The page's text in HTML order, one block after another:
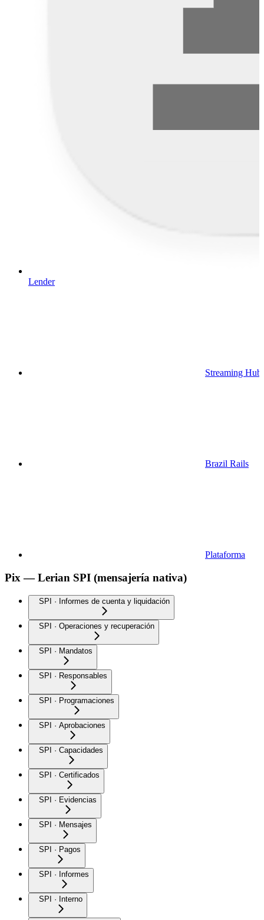
Lender
Streaming Hub
Brazil Rails
Plataforma
Pix — Lerian SPI (mensajería nativa)
SPI · Informes de cuenta y liquidación
SPI · Operaciones y recuperación
SPI · Mandatos
SPI · Responsables
SPI · Programaciones
SPI · Aprobaciones
SPI · Capacidades
SPI · Certificados
SPI · Evidencias
SPI · Mensajes
SPI · Pagos
SPI · Informes
SPI · Interno